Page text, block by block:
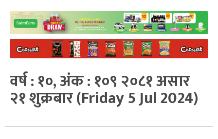
वर्ष : १०, अंक : १०९ २०८१ असार
२१ शुक्रबार (Friday 5 Jul 2024)